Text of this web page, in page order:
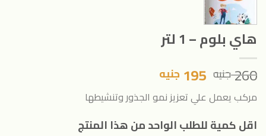
هاي بلوم – 1 لتر
260جنيه السعر
الأصلي
هو:
260 جنيه.
195 جنيه
الحالي
هو:
195 جنيه.
مركب يعمل علي تعزيز نمو الجذور وتنشيطها
اقل كمية للطلب الواحد من هذا المنتج